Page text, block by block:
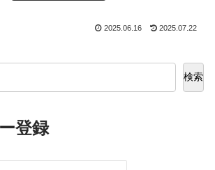
2025.06.16 2025.07.22
検索
登録